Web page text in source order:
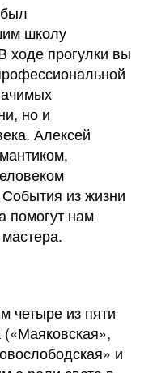
школу
ходе прогулки вы
но и
Алексей
из жизни
помогут нам
четыре из пяти
и